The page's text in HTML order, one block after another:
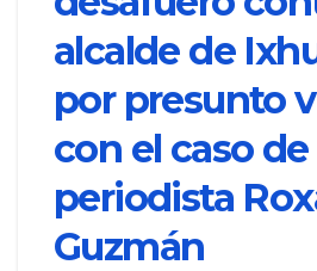
alcalde de
por presunto
con el caso de
periodista
Guzmán